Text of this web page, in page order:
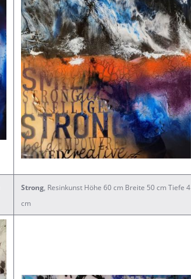
Strong, Resinkunst Höhe 60 cm Breite 50 cm Tiefe 4
cm